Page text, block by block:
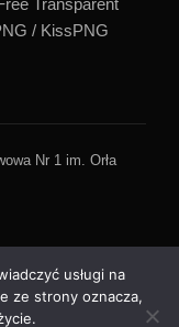
Nr 1 im. Orła
usługi na
ze strony oznacza,